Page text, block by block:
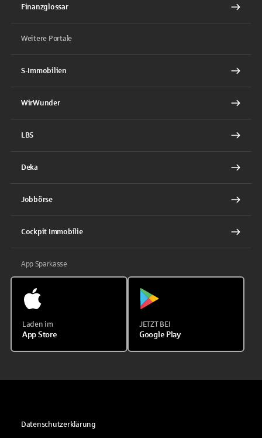
Finanzglossar
Weitere Portale
S-Immobilien
WirWunder
LBS
Deka
Jobbörse
Cockpit Immobilie
App Sparkasse
Laden im
App Store
JETZT BEI
Google Play
Datenschutzerklärung